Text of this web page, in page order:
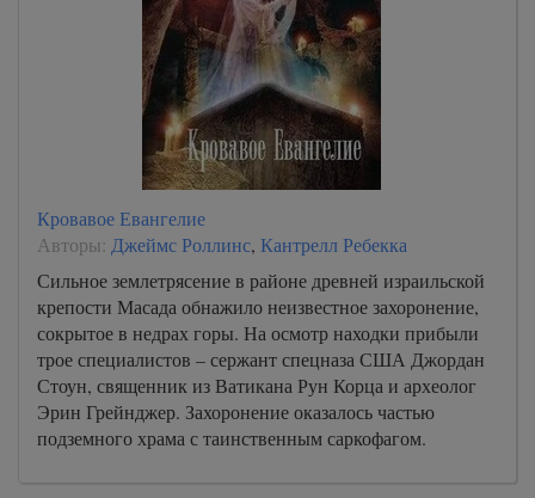
Кровавое Евангелие
Авторы: Джеймс Роллинс, Кантрелл Ребекка
Сильное землетрясение в районе древней израильской
крепости Масада обнажило неизвестное захоронение,
сокрытое в недрах горы. На осмотр находки прибыли
трое специалистов – сержант спецназа США Джордан
Стоун, священник из Ватикана Рун Корца и археолог
Эрин Грейнджер. Захоронение оказалось частью
подземного храма с таинственным саркофагом.